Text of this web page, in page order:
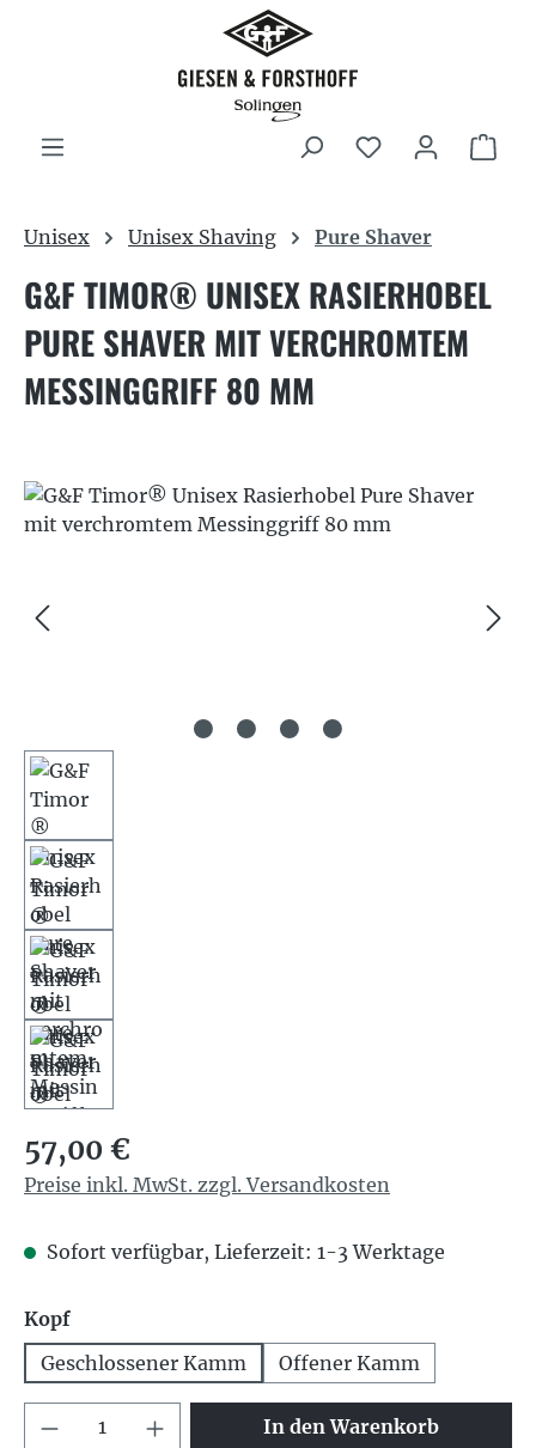
Zum Hauptinhalt springen
Unisex Unisex Shaving Pure Shaver
G&F TIMOR® UNISEX RASIERHOBEL
PURE SHAVER MIT VERCHROMTEM
MESSINGGRIFF 80 MM
Bildergalerie überspringen
Regulärer Preis:
57,00 €
Preise inkl. MwSt. zzgl. Versandkosten
Sofort verfügbar, Lieferzeit: 1-3 Werktage
Kopfauswählen
Geschlossener Kamm
Offener Kamm
Produkt Anzahl: Gib denIn den Warenkorb